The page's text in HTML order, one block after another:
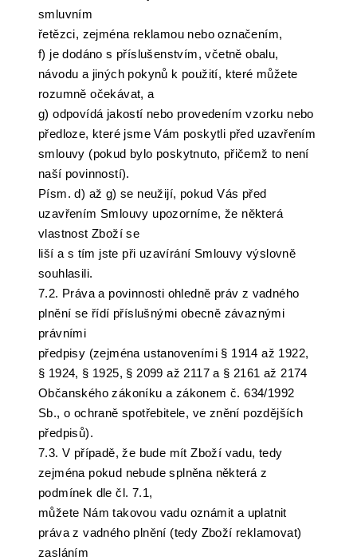
smluvním
řetězci, zejména reklamou nebo označením,
f) je dodáno s příslušenstvím, včetně obalu,
návodu a jiných pokynů k použití, které můžete
rozumně očekávat, a
g) odpovídá jakostí nebo provedením vzorku nebo
předloze, které jsme Vám poskytli před uzavřením
smlouvy (pokud bylo poskytnuto, přičemž to není
naší povinností).
Písm. d) až g) se neužijí, pokud Vás před
uzavřením Smlouvy upozorníme, že některá
vlastnost Zboží se
liší a s tím jste při uzavírání Smlouvy výslovně
souhlasili.
7.2. Práva a povinnosti ohledně práv z vadného
plnění se řídí příslušnými obecně závaznými
právními
předpisy (zejména ustanoveními § 1914 až 1922,
§ 1924, § 1925, § 2099 až 2117 a § 2161 až 2174
Občanského zákoníku a zákonem č. 634/1992
Sb., o ochraně spotřebitele, ve znění pozdějších
předpisů).
7.3. V případě, že bude mít Zboží vadu, tedy
zejména pokud nebude splněna některá z
podmínek dle čl. 7.1,
můžete Nám takovou vadu oznámit a uplatnit
práva z vadného plnění (tedy Zboží reklamovat)
zasláním